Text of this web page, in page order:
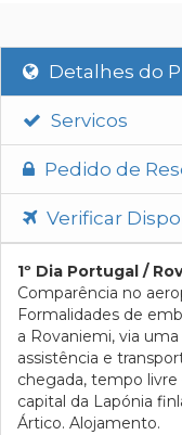
Detalhes do
Servicos
Pedido de
Verificar
1º Dia Portugal /
Comparência no
Formalidades de
a Rovaniemi, via
assistência e
chegada, tempo
capital da Lapónia
Ártico. Alojamento.